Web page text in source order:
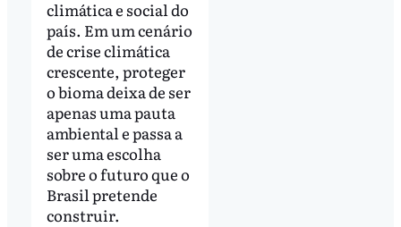
climática e social do
país. Em um cenário
de crise climática
crescente, proteger
o bioma deixa de ser
apenas uma pauta
ambiental e passa a
ser uma escolha
sobre o futuro que o
Brasil pretende
construir.